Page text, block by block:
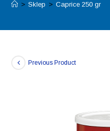
> Sklep > Caprice 250 gr
Previous Product